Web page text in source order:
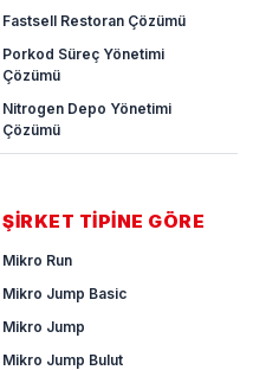
Fastsell Restoran Çözümü
Porkod Süreç Yönetimi
Çözümü
Nitrogen Depo Yönetimi
Çözümü
ŞİRKET TİPİNE GÖRE
Mikro Run
Mikro Jump Basic
Mikro Jump
Mikro Jump Bulut